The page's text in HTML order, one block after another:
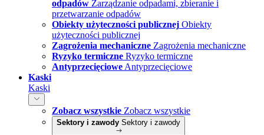
odpadów Zarządzanie odpadami, zbieranie i
przetwarzanie odpadów
Obiekty użyteczności publicznej Obiekty
użyteczności publicznej
Zagrożenia mechaniczne Zagrożenia mechaniczne
Ryzyko termiczne Ryzyko termiczne
Antyprzecięciowe Antyprzecięciowe
Kaski
Kaski
Zobacz wszystkie Zobacz wszystkie
Sektory i zawody Sektory i zawody